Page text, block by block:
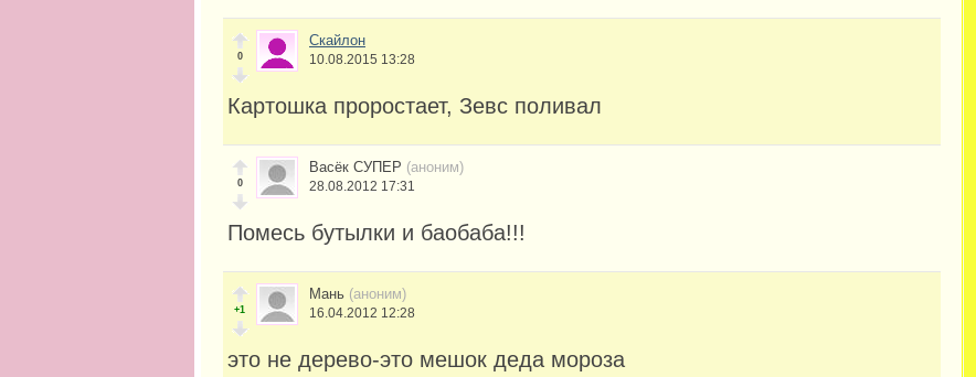
0
Скайлон
10.08.2015 13:28
Картошка проростает, Зевс поливал
0
Васёк СУПЕР (аноним)
28.08.2012 17:31
Помесь бутылки и баобаба!!!
+1
Мань (аноним)
16.04.2012 12:28
это не дерево-это мешок деда мороза